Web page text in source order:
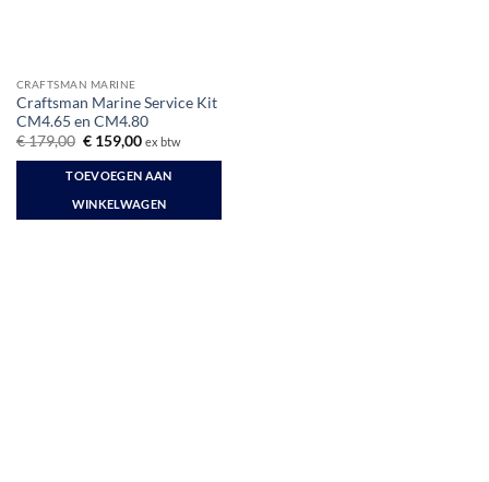
CRAFTSMAN MARINE
Craftsman Marine Service Kit
CM4.65 en CM4.80
€179,00 Oorspronkelijke
was:
€ 179,00.
€159,00Huidige
is:
€ 159,00.
ex btw
TOEVOEGEN AAN
WINKELWAGEN